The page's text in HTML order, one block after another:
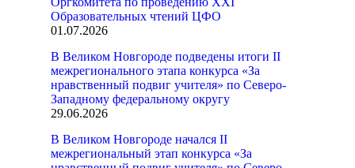
Образовательных чтений ЦФО
01.07.2026
В Великом Новгороде подведены итоги II
межрегионального этапа конкурса «За
нравственный подвиг учителя» по Северо-
Западному федеральному округу
29.06.2026
В Великом Новгороде начался II
межрегиональный этап конкурса «За